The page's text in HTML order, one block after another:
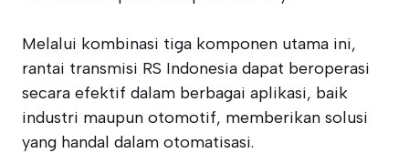
Melalui kombinasi tiga komponen utama ini,
rantai transmisi RS Indonesia dapat beroperasi
secara efektif dalam berbagai aplikasi, baik
industri maupun otomotif, memberikan solusi
yang handal dalam otomatisasi.